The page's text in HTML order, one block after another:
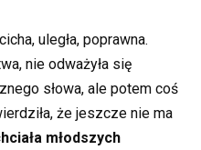
uległa, poprawna.
nie odważyła się
słowa, ale potem coś
że jeszcze nie ma
młodszych